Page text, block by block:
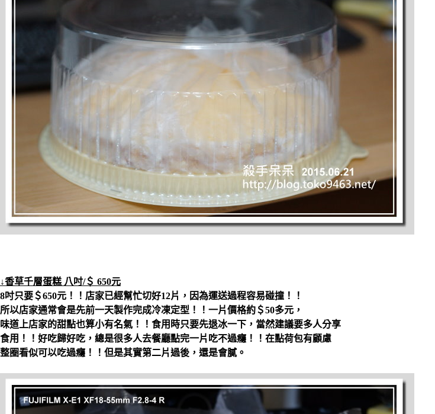
↓香草千層蛋糕 八吋/＄ 650元
8吋只要＄650元！！店家已經幫忙切好12片，因為運送過程容易碰撞！！
所以店家通常會是先前一天製作完成冷凍定型！！一片價格約＄50多元，
味道上店家的甜點也算小有名氣！！食用時只要先退冰一下，當然建議要多人分享
食用！！好吃歸好吃，總是很多人去餐廳點完一片吃不過癮！！在點荷包有顧慮
整圈看似可以吃過癮！！但是其實第二片過後，還是會膩。